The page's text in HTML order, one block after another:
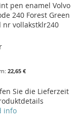
pen enamel Volvo
240 Forest Green
nr vollakstklr240
22,65 €
Sie die Lieferzeit
info